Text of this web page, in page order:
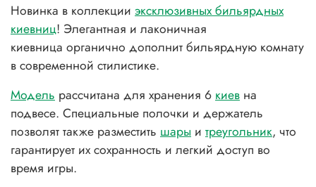
Новинка в коллекции эксклюзивных бильярдных
киевниц! Элегантная и лаконичная
киевница органично дополнит бильярдную комнату
в современной стилистике.
Модель рассчитана для хранения 6 киев на
подвесе. Специальные полочки и держатель
позволят также разместить шары и треугольник, что
гарантирует их сохранность и легкий доступ во
время игры.